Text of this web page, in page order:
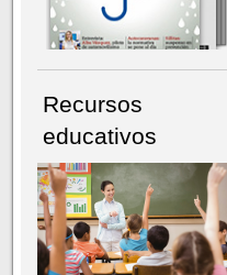
Recursos
educativos